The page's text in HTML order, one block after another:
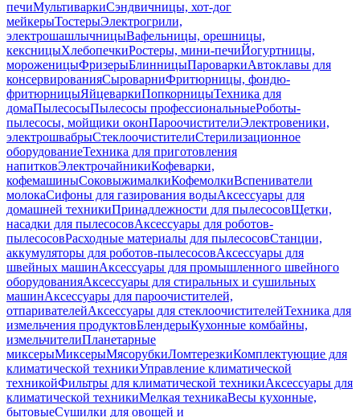
печиМультиваркиСэндвичницы, хот-дог
мейкерыТостерыЭлектрогрили,
электрошашлычницыВафельницы, орешницы,
кексницыХлебопечкиРостеры, мини-печиЙогуртницы,
мороженицыФризерыБлинницыПароваркиАвтоклавы для
консервированияСыроварниФритюрницы, фондю-
фритюрницыЯйцеваркиПопкорницыТехника для
домаПылесосыПылесосы профессиональныеРоботы-
пылесосы, мойщики оконПароочистителиЭлектровеники,
электрошвабрыСтеклоочистителиСтерилизационное
оборудованиеТехника для приготовления
напитковЭлектрочайникиКофеварки,
кофемашиныСоковыжималкиКофемолкиВспениватели
молокаСифоны для газирования водыАксессуары для
домашней техникиПринадлежности для пылесосовЩетки,
насадки для пылесосовАксессуары для роботов-
пылесосовРасходные материалы для пылесосовСтанции,
аккумуляторы для роботов-пылесосовАксессуары для
швейных машинАксессуары для промышленного швейного
оборудованияАксессуары для стиральных и сушильных
машинАксессуары для пароочистителей,
отпаривателейАксессуары для стеклоочистителейТехника для
измельчения продуктовБлендерыКухонные комбайны,
измельчителиПланетарные
миксерыМиксерыМясорубкиЛомтерезкиКомплектующие для
климатической техникиУправление климатической
техникойФильтры для климатической техникиАксессуары для
климатической техникиМелкая техникаВесы кухонные,
бытовыеСушилки для овощей и